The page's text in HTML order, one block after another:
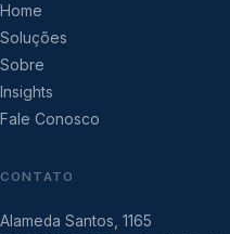
Home
Soluções
Sobre
Insights
Fale Conosco
CONTATO
Alameda Santos, 1165